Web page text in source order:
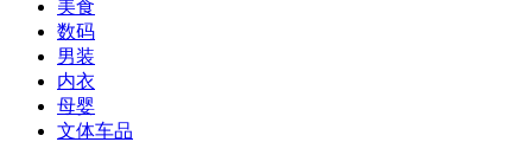
美食
数码
男装
内衣
母婴
文体车品